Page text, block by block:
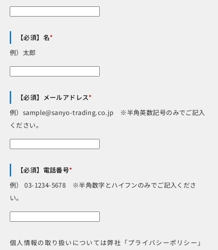
【必須】名*
例）太郎
【必須】メールアドレス*
例）sample@sanyo-trading.co.jp ※半角英数記号のみでご記入
ください。
【必須】電話番号*
例） 03-1234-5678 ※半角数字とハイフンのみでご記入くださ
い。
個人情報の取り扱いについては弊社「プライバシーポリシー」